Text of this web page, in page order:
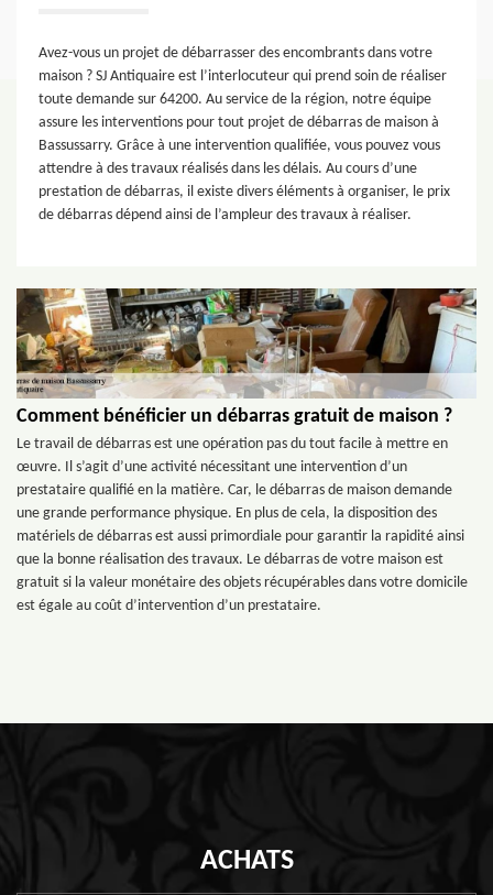
Avez-vous un projet de débarrasser des encombrants dans votre
maison ? SJ Antiquaire est l’interlocuteur qui prend soin de réaliser
toute demande sur 64200. Au service de la région, notre équipe
assure les interventions pour tout projet de débarras de maison à
Bassussarry. Grâce à une intervention qualifiée, vous pouvez vous
attendre à des travaux réalisés dans les délais. Au cours d’une
prestation de débarras, il existe divers éléments à organiser, le prix
de débarras dépend ainsi de l’ampleur des travaux à réaliser.
Comment bénéficier un débarras gratuit de maison ?
Le travail de débarras est une opération pas du tout facile à mettre en
œuvre. Il s’agit d’une activité nécessitant une intervention d’un
prestataire qualifié en la matière. Car, le débarras de maison demande
une grande performance physique. En plus de cela, la disposition des
matériels de débarras est aussi primordiale pour garantir la rapidité ainsi
que la bonne réalisation des travaux. Le débarras de votre maison est
gratuit si la valeur monétaire des objets récupérables dans votre domicile
est égale au coût d’intervention d’un prestataire.
ACHATS